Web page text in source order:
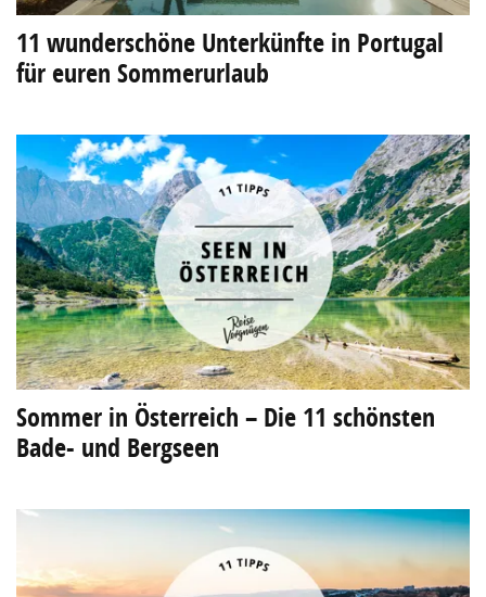
11 wunderschöne Unterkünfte in Portugal
für euren Sommerurlaub
Sommer in Österreich – Die 11 schönsten
Bade- und Bergseen